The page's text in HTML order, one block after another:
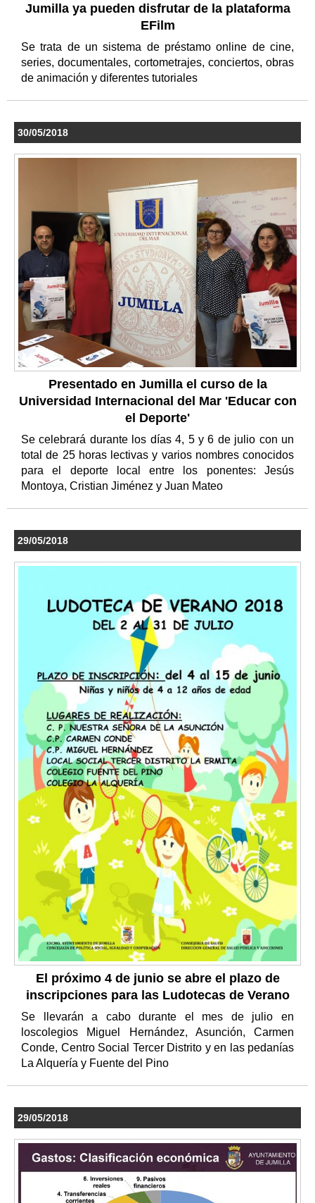
Jumilla ya pueden disfrutar de la plataforma
EFilm
Se trata de un sistema de préstamo online de cine,
series, documentales, cortometrajes, conciertos, obras
de animación y diferentes tutoriales
30/05/2018
Presentado en Jumilla el curso de la
Universidad Internacional del Mar 'Educar con
el Deporte'
Se celebrará durante los días 4, 5 y 6 de julio con un
total de 25 horas lectivas y varios nombres conocidos
para el deporte local entre los ponentes: Jesús
Montoya, Cristian Jiménez y Juan Mateo
29/05/2018
El próximo 4 de junio se abre el plazo de
inscripciones para las Ludotecas de Verano
Se llevarán a cabo durante el mes de julio en
loscolegios Miguel Hernández, Asunción, Carmen
Conde, Centro Social Tercer Distrito y en las pedanías
La Alquería y Fuente del Pino
29/05/2018